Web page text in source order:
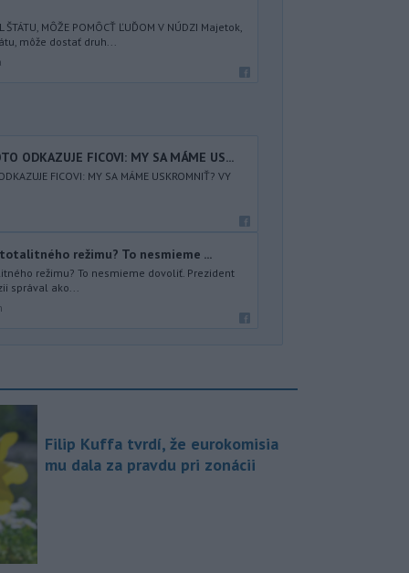
ŠTÁTU, MÔŽE POMÔCŤ ĽUĎOM V NÚDZI Majetok,
môže dostať druh...
ODKAZUJE FICOVI: MY SA MÁME US...
FICOVI: MY SA MÁME USKROMNIŤ? VY
režimu? To nesmieme ...
režimu? To nesmieme dovoliť. Prezident
správal ako...
Filip Kuffa tvrdí, že eurokomisia
mu dala za pravdu pri zonácii